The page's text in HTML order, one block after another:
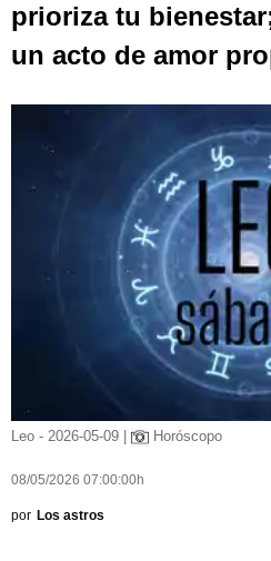
prioriza tu
un acto de amor
Leo - 2026-05-09 | Horóscopo
08/05/2026 07:00:00h
por Los astros